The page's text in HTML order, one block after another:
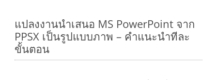
แปลงงานนำเสนอ MS PowerPoint จาก
PPSX เป็นรูปแบบภาพ – คำแนะนำทีละ
ขั้นตอน